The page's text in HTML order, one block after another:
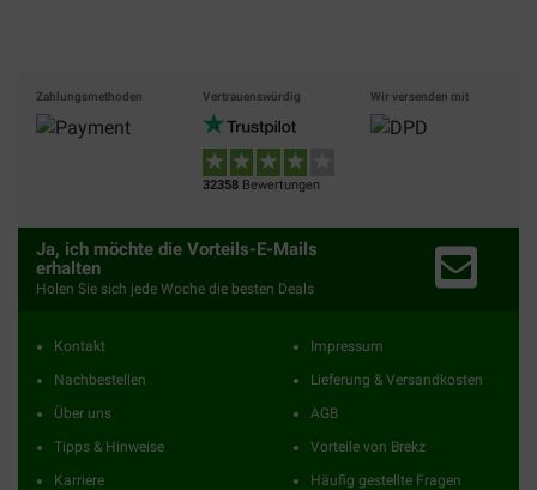
Zahlungsmethoden Vertrauenswürdig
32358 Bewertungen
Wir versenden mit
Ja, ich möchte die Vorteils-E-Mails
erhalten
Holen Sie sich jede Woche die besten Deals
Kontakt
Nachbestellen
Über uns
Tipps & Hinweise
Karriere
Impressum
Lieferung & Versandkosten
AGB
Vorteile von Brekz
Häufig gestellte Fragen